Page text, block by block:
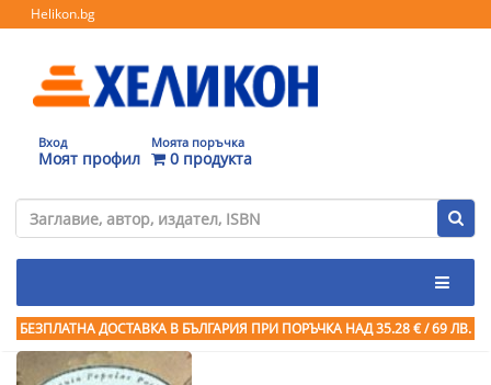
Helikon.bg
Вход
Моят профил
Моята поръчка
0 продукта
БЕЗПЛАТНА ДОСТАВКА В БЪЛГАРИЯ ПРИ ПОРЪЧКА НАД 35.28 € / 69 ЛВ.